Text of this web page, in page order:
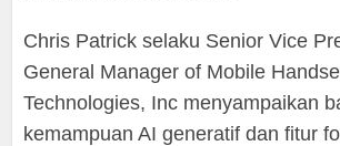
Chris Patrick selaku Senior Vice
General Manager of Mobile
Technologies, Inc menyampaikan
kemampuan AI generatif dan fitur